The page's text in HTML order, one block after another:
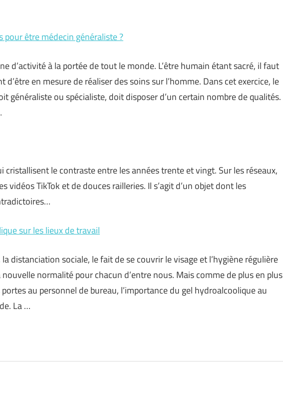
pour être médecin généraliste ?
d’activité à la portée de tout le monde. L’être humain étant sacré, il faut
en mesure de réaliser des soins sur l’homme. Dans cet exercice, le
généraliste ou spécialiste, doit disposer d’un certain nombre de qualités.
cristallisent le contraste entre les années trente et vingt. Sur les réseaux,
vidéos TikTok et de douces railleries. Il s’agit d’un objet dont les
sur les lieux de travail
distanciation sociale, le fait de se couvrir le visage et l’hygiène régulière
normalité pour chacun d’entre nous. Mais comme de plus en plus
au personnel de bureau, l’importance du gel hydroalcoolique au
La …